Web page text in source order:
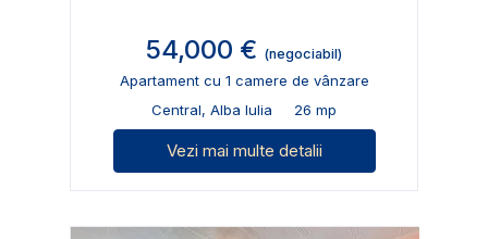
54,000 € (negociabil)
Apartament cu 1 camere de vânzare
Central, Alba Iulia
26 mp
Vezi mai multe detalii